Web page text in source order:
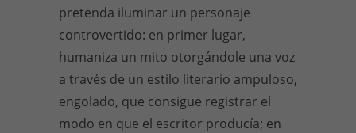
pretenda iluminar un personaje
controvertido: en primer lugar,
humaniza un mito otorgándole una voz
a través de un estilo literario ampuloso,
engolado, que consigue registrar el
modo en que el escritor producía; en